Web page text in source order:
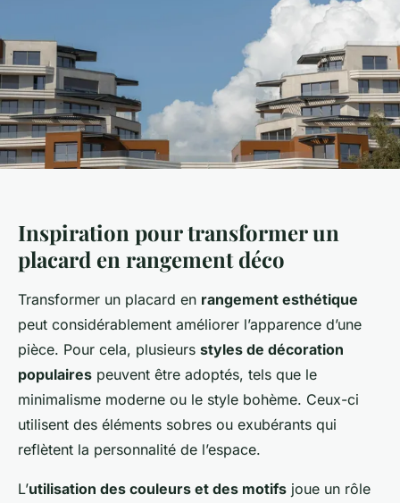
Inspiration pour transformer un
placard en rangement déco
Transformer un placard en rangement esthétique
peut considérablement améliorer l’apparence d’une
pièce. Pour cela, plusieurs styles de décoration
populaires peuvent être adoptés, tels que le
minimalisme moderne ou le style bohème. Ceux-ci
utilisent des éléments sobres ou exubérants qui
reflètent la personnalité de l’espace.
L’utilisation des couleurs et des motifs joue un rôle